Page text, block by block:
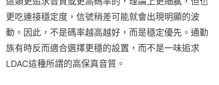
更吃連接穩定度，信號稍差可能就會出現明顯的波
動。因此，不是碼率越高越好，而是穩定優先。通勤
族有時反而適合選擇更穩的設置，而不是一味追求
LDAC這種所謂的高保真音質。